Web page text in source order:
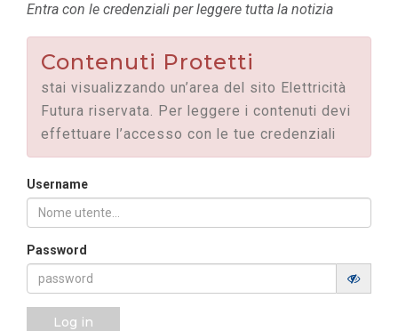
Entra con le credenziali per leggere tutta la notizia
Contenuti Protetti
stai visualizzando un’area del sito Elettricità
Futura riservata. Per leggere i contenuti devi
effettuare l’accesso con le tue credenziali
Username
Password
Log in